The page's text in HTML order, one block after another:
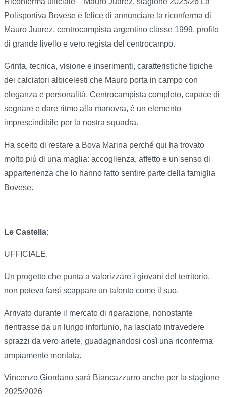
Polisportiva Bovese è felice di annunciare la riconferma di
Mauro Juarez, centrocampista argentino classe 1999, profilo
di grande livello e vero regista del centrocampo.
Grinta, tecnica, visione e inserimenti, caratteristiche tipiche
dei calciatori albicelesti che Mauro porta in campo con
eleganza e personalità. Centrocampista completo, capace di
segnare e dare ritmo alla manovra, è un elemento
imprescindibile per la nostra squadra.
Ha scelto di restare a Bova Marina perché qui ha trovato
molto più di una maglia: accoglienza, affetto e un senso di
appartenenza che lo hanno fatto sentire parte della famiglia
Bovese.
Le Castella:
UFFICIALE.
Un progetto che punta a valorizzare i giovani del territorio,
non poteva farsi scappare un talento come il suo.
Arrivato durante il mercato di riparazione, nonostante
rientrasse da un lungo infortunio, ha lasciato intravedere
sprazzi da vero ariete, guadagnandosi così una riconferma
ampiamente meritata.
Vincenzo Giordano sarà Biancazzurro anche per la stagione
2025/2026